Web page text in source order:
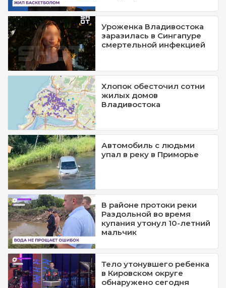
Уроженка Владивостока
заразилась в Сингапуре
смертельной инфекцией
Хлопок обесточил сотни
жилых домов
Владивостока
Автомобиль с людьми
упал в реку в Приморье
В районе протоки реки
Раздольной во время
купания утонул 10-летний
мальчик
Тело утонувшего ребенка
в Кировском округе
обнаружено сегодня